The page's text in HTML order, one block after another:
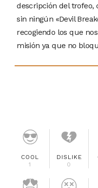
descripción del trofeo,
sin ningún «Devil
recogiendo los que
misión ya que no
COOL
1
DISLIKE
0